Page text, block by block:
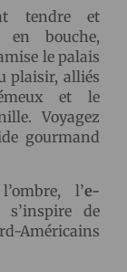
tendre et
en bouche,
le palais
plaisir, alliés
et le
Voyagez
gourmand
l’e-
s’inspire de
Américains